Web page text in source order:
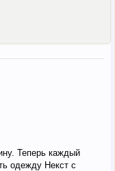
Теперь каждый
одежду Некст с